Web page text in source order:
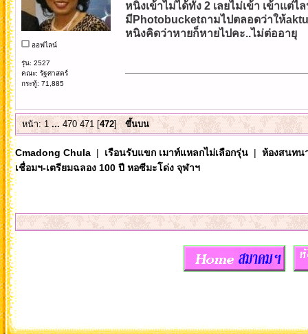
ออฟไลน์
รุ่น: 2527
คณะ: รัฐศาสตร์
กระทู้: 71,885
หนิงเข้าไม่ได้ทั้ง 2 เลยไม่เข้า เข้าแต่ไ
มีPhotobucketถามไปตลอดว่าให้
หนิงคิดว่าหายก็หายไปคะ..ไม่ต่ออายุ
หน้า:1 ... 470 471 [472]ขึ้นบน
Cmadong Chula| เรือนรับแขก เมาท์แหลกไม่เลือกรุ่น| ห้องสนทน
เชื่อมฯ-เตรียมฉลอง 100 ปี หอซีมะโด่ง จุฬาฯ